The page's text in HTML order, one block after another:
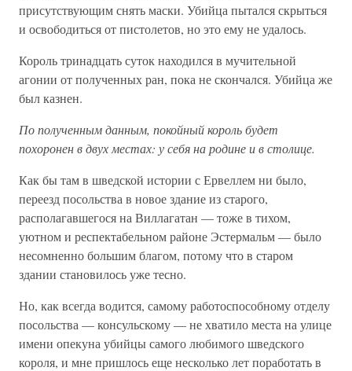
присутствующим снять маски. Убийца пытался скрыться
и освободиться от пистолетов, но это ему не удалось.
Король тринадцать суток находился в мучительной
агонии от полученных ран, пока не скончался. Убийца же
был казнен.
По полученным данным, покойный король будет
похоронен в двух местах: у себя на родине и в столице.
Как бы там в шведской истории с Ервеллем ни было,
переезд посольства в новое здание из старого,
располагавшегося на Виллагатан — тоже в тихом,
уютном и респектабельном районе Эстермальм — было
несомненно большим благом, потому что в старом
здании становилось уже тесно.
Но, как всегда водится, самому работоспособному отделу
посольства — консульскому — не хватило места на улице
имени опекуна убийцы самого любимого шведского
короля, и мне пришлось еще несколько лет поработать в